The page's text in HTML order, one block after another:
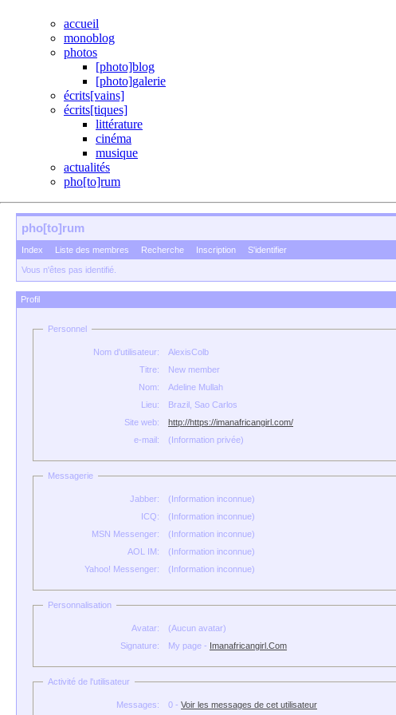
accueil
monoblog
photos
[photo]blog
[photo]galerie
écrits[vains]
écrits[tiques]
littérature
cinéma
musique
actualités
pho[to]rum
pho[to]rum
Index Liste des membres Recherche Inscription S'identifier
Vous n'êtes pas identifié.
Profil
Personnel
Nom d'utilisateur:
AlexisColb
Titre:
New member
Nom:
Adeline Mullah
Lieu:
Brazil, Sao Carlos
Site web:
http://https://imanafricangirl.com/
e-mail:
(Information privée)
Messagerie
Jabber:
(Information inconnue)
ICQ:
(Information inconnue)
MSN Messenger:
(Information inconnue)
AOL IM:
(Information inconnue)
Yahoo! Messenger:
(Information inconnue)
Personnalisation
Avatar:
(Aucun avatar)
Signature:
My page - Imanafricangirl.Com
Activité de l'utilisateur
Messages: 0 - Voir les messages de cet utilisateur